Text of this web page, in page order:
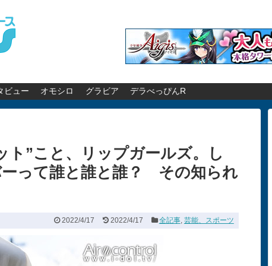
ビュー オモシロ グラビア デラべっぴんR
ト”こと、リップガールズ。し
って誰と誰と誰？ その知られ
2022/4/17 2022/4/17 全記事, 芸能、スポーツ